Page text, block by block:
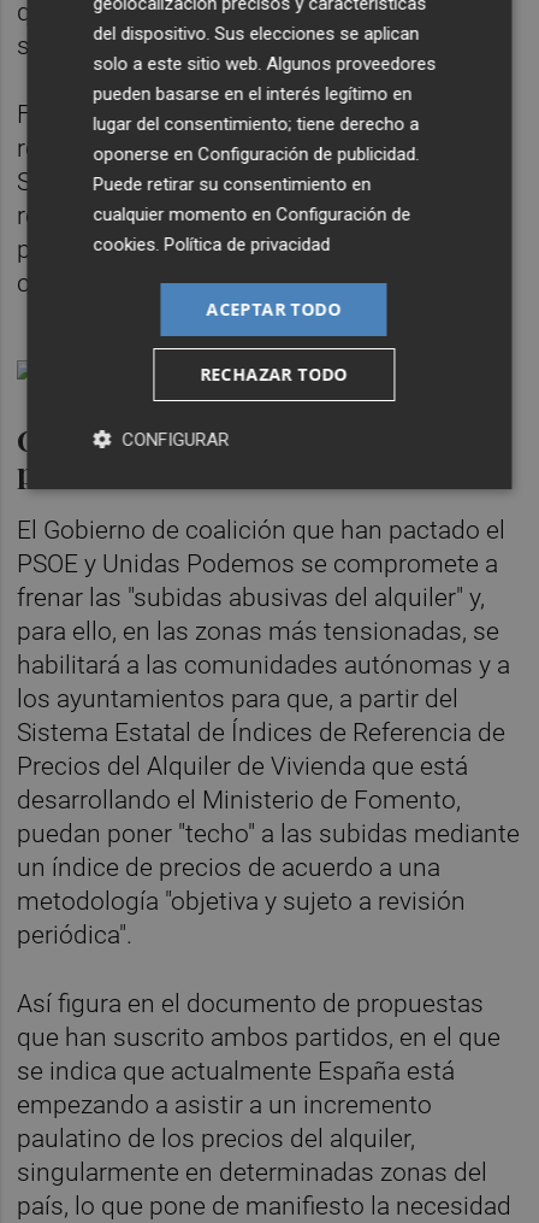
que han tenido que salir a trabajar en
sistemas sanitarios fuera de España.
Finalmente, anuncian un aumento en los
recursos para dotar el Fondo de Cohesión
Sanitaria y, dentro de la derogación de la
reforma laboral, la retirada urgente de la
posibilidad de despido por absentismo
causado por bajas por enfermedad.
Convenios con las ciudades con
precios de alquiler más altos
El Gobierno de coalición que han pactado el
PSOE y Unidas Podemos se compromete a
frenar las "subidas abusivas del alquiler" y,
para ello, en las zonas más tensionadas, se
habilitará a las comunidades autónomas y a
los ayuntamientos para que, a partir del
Sistema Estatal de Índices de Referencia de
Precios del Alquiler de Vivienda que está
desarrollando el Ministerio de Fomento,
puedan poner "techo" a las subidas mediante
un índice de precios de acuerdo a una
metodología "objetiva y sujeto a revisión
periódica".
Así figura en el documento de propuestas
que han suscrito ambos partidos, en el que
se indica que actualmente España está
empezando a asistir a un incremento
paulatino de los precios del alquiler,
singularmente en determinadas zonas del
país, lo que pone de manifiesto la necesidad
del dispositivo. Sus elecciones se aplican
solo a este sitio web. Algunos proveedores
pueden basarse en el interés legítimo en
lugar del consentimiento; tiene derecho a
oponerse enConfiguración de publicidad.
Puede retirar su consentimiento en
cualquier momento enConfiguración de
cookies.Política de privacidad
ACEPTAR TODO
RECHAZAR TODO
CONFIGURAR